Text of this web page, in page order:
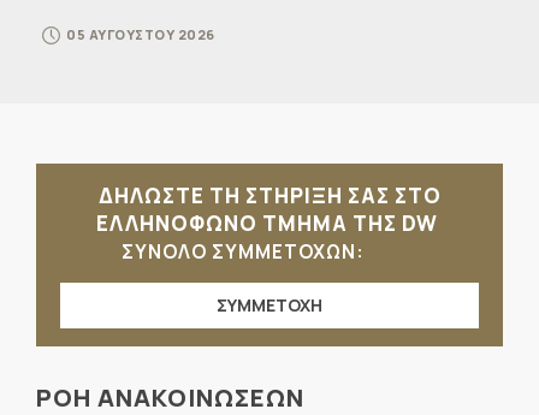
05 ΑΥΓΟΥΣΤΟΥ 2026
ΔΗΛΩΣΤΕ ΤΗ ΣΤΗΡΙΞΗ ΣΑΣ ΣΤΟ
ΕΛΛΗΝΟΦΩΝΟ ΤΜΗΜΑ ΤΗΣ DW
ΣΥΝΟΛΟ ΣΥΜΜΕΤΟΧΩΝ:
ΣΥΜΜΕΤΟΧΗ
ΡΟΗ ΑΝΑΚΟΙΝΩΣΕΩΝ